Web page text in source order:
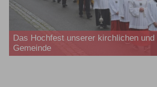
Das Hochfest unserer kirchlichen und
Gemeinde